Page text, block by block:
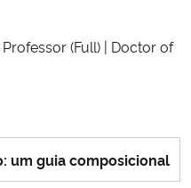
um guia composicional